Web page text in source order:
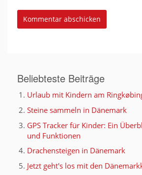
Beliebteste Beiträge
Urlaub mit Kindern am
Steine sammeln in Dänemark
GPS Tracker für Kinder: Ein
und Funktionen
Drachensteigen in Dänemark
Jetzt geht's los mit den